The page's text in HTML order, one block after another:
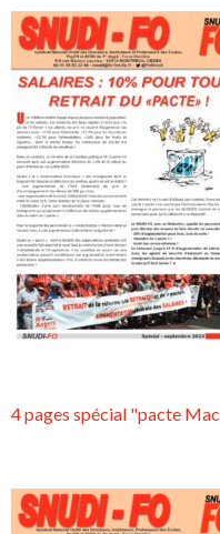
4 pages spécial "pacte